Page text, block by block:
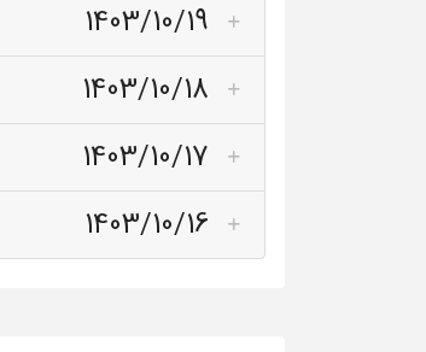
1403/10/19
1403/10/18
1403/10/17
1403/10/16